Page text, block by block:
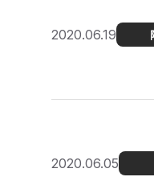
2020.06.19
2020.06.05